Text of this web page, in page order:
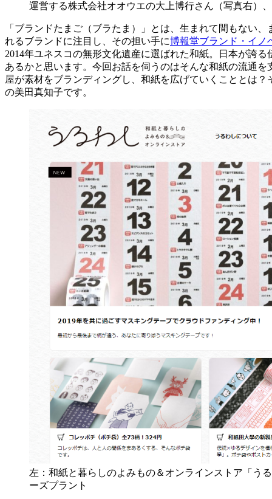
運営する株式会社オオウエの大上博行さん（写真右）
「ブランドたまご（ブラたま）」とは、生まれて間もない
れるブランドに注目し、その担い手に博報堂ブランド・イノ
2014年ユネスコの無形文化遺産に選ばれた和紙。日本が誇
あるかと思います。今回お話を伺うのはそんな和紙の流通
屋が素材をブランディングし、和紙を広げていくこととは
の美田真知子です。
左：和紙と暮らしのよみもの＆オンラインストア「う
ーズプラント